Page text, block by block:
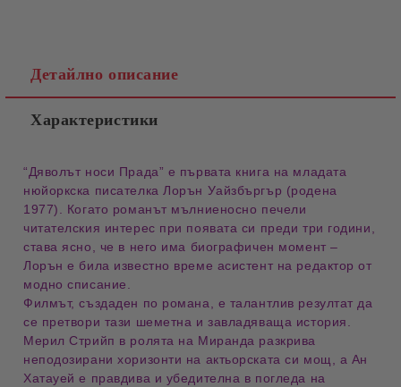
Детайлно описание
Характеристики
“Дяволът носи Прада” е първата книга на младата
нюйоркска писателка Лорън Уайзбъргър (родена
1977). Когато романът мълниеносно печели
читателския интерес при появата си преди три години,
става ясно, че в него има биографичен момент –
Лорън е била известно време асистент на редактор от
модно списание.
Филмът, създаден по романа, е талантлив резултат да
се претвори тази шеметна и завладяваща история.
Мерил Стрийп в ролята на Миранда разкрива
неподозирани хоризонти на актьорската си мощ, а Ан
Хатауей е правдива и убедителна в погледа на